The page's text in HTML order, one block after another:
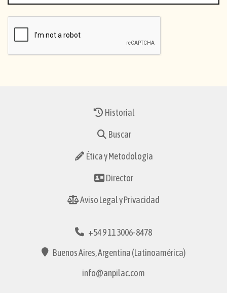
Historial
Buscar
Ética y Metodología
Director
Aviso Legal y Privacidad
+54 9 11 3006-8478
Buenos Aires, Argentina (Latinoamérica)
info@anpilac.com